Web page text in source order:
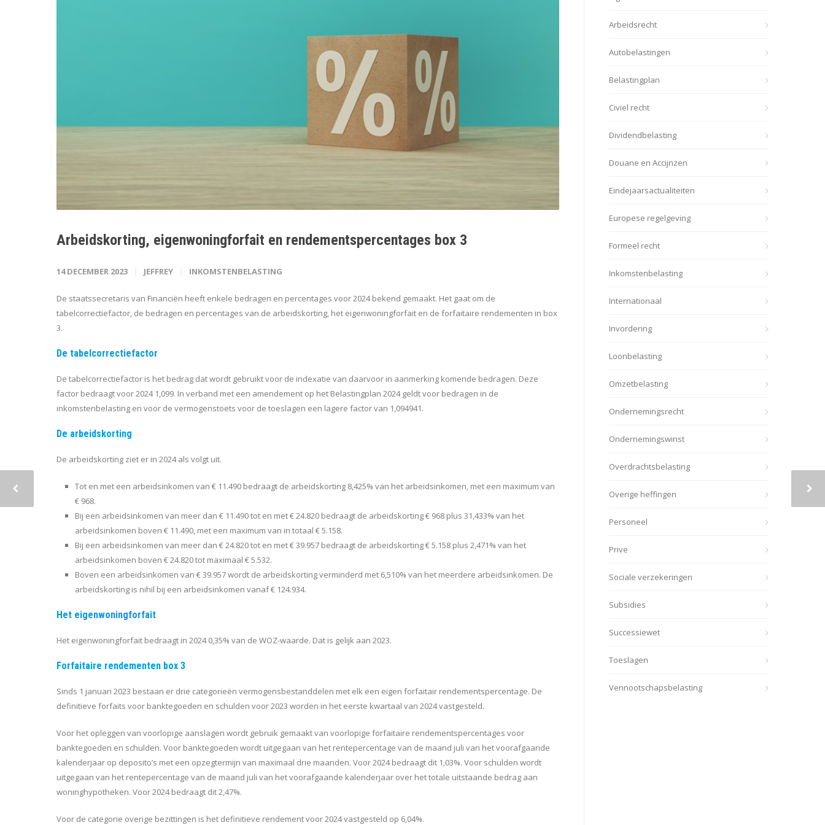
Arbeidskorting, eigenwoningforfait en rendementspercentages box 3
14 DECEMBER 2023 JEFFREY INKOMSTENBELASTING
De staatssecretaris van Financiën heeft enkele bedragen en percentages voor 2024 bekend gemaakt. Het gaat om de
tabelcorrectiefactor, de bedragen en percentages van de arbeidskorting, het eigenwoningforfait en de forfaitaire rendementen in box
3.
De tabelcorrectiefactor
De tabelcorrectiefactor is het bedrag dat wordt gebruikt voor de indexatie van daarvoor in aanmerking komende bedragen. Deze
factor bedraagt voor 2024 1,099. In verband met een amendement op het Belastingplan 2024 geldt voor bedragen in de
inkomstenbelasting en voor de vermogenstoets voor de toeslagen een lagere factor van 1,094941.
De arbeidskorting
De arbeidskorting ziet er in 2024 als volgt uit.
Tot en met een arbeidsinkomen van € 11.490 bedraagt de arbeidskorting 8,425% van het arbeidsinkomen, met een maximum van
€ 968.
Bij een arbeidsinkomen van meer dan € 11.490 tot en met € 24.820 bedraagt de arbeidskorting € 968 plus 31,433% van het
arbeidsinkomen boven € 11.490, met een maximum van in totaal € 5.158.
Bij een arbeidsinkomen van meer dan € 24.820 tot en met € 39.957 bedraagt de arbeidskorting € 5.158 plus 2,471% van het
arbeidsinkomen boven € 24.820 tot maximaal € 5.532.
Boven een arbeidsinkomen van € 39.957 wordt de arbeidskorting verminderd met 6,510% van het meerdere arbeidsinkomen. De
arbeidskorting is nihil bij een arbeidsinkomen vanaf € 124.934.
Het eigenwoningforfait
Het eigenwoningforfait bedraagt in 2024 0,35% van de WOZ-waarde. Dat is gelijk aan 2023.
Forfaitaire rendementen box 3
Sinds 1 januari 2023 bestaan er drie categorieën vermogensbestanddelen met elk een eigen forfaitair rendementspercentage. De
definitieve forfaits voor banktegoeden en schulden voor 2023 worden in het eerste kwartaal van 2024 vastgesteld.
Voor het opleggen van voorlopige aanslagen wordt gebruik gemaakt van voorlopige forfaitaire rendementspercentages voor
banktegoeden en schulden. Voor banktegoeden wordt uitgegaan van het rentepercentage van de maand juli van het voorafgaande
kalenderjaar op deposito’s met een opzegtermijn van maximaal drie maanden. Voor 2024 bedraagt dit 1,03%. Voor schulden wordt
uitgegaan van het rentepercentage van de maand juli van het voorafgaande kalenderjaar over het totale uitstaande bedrag aan
woninghypotheken. Voor 2024 bedraagt dit 2,47%.
Voor de categorie overige bezittingen is het definitieve rendement voor 2024 vastgesteld op 6,04%.
Arbeidsrecht
Autobelastingen
Belastingplan
Civiel recht
Dividendbelasting
Douane en Accijnzen
Eindejaarsactualiteiten
Europese regelgeving
Formeel recht
Inkomstenbelasting
Internationaal
Invordering
Loonbelasting
Omzetbelasting
Ondernemingsrecht
Ondernemingswinst
Overdrachtsbelasting
Overige heffingen
Personeel
Prive
Sociale verzekeringen
Subsidies
Successiewet
Toeslagen
Vennootschapsbelasting